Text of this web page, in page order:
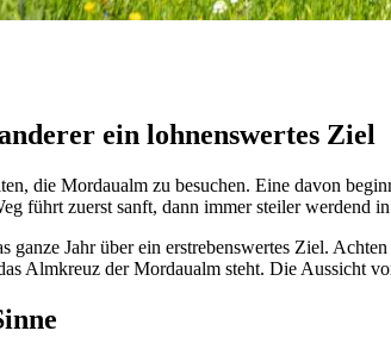
ein lohnenswertes Ziel
die Mordaualm zu besuchen. Eine davon
führt zuerst sanft, dann immer steiler werdend
ganze Jahr über ein erstrebenswertes Ziel.
Almkreuz der Mordaualm steht. Die Aussicht